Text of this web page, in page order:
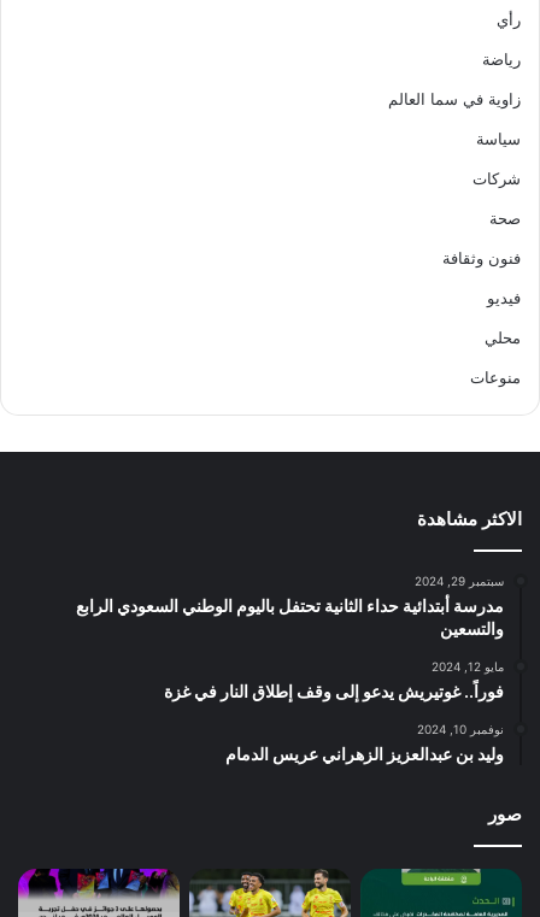
رأي
رياضة
زاوية في سما العالم
سياسة
شركات
صحة
فنون وثقافة
فيديو
محلي
منوعات
الاكثر مشاهدة
سبتمبر 29, 2024
مدرسة أبتدائية حداء الثانية تحتفل باليوم الوطني السعودي الرابع
والتسعين
مايو 12, 2024
فوراً.. غوتيريش يدعو إلى وقف إطلاق النار في غزة
نوفمبر 10, 2024
وليد بن عبدالعزيز الزهراني عريس الدمام
صور